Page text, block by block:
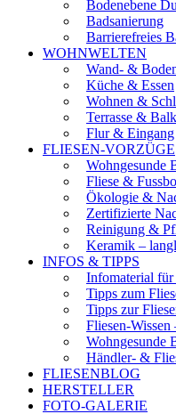
Bodenebene
Badsanierung
Barrierefreies
WOHNWELTEN
Wand- &
Küche & Essen
Wohnen &
Terrasse &
Flur & Eingang
FLIESEN-VORZÜGE
Wohngesunde
Fliese &
Ökologie &
Zertifizierte
Reinigung &
Keramik –
INFOS & TIPPS
Infomaterial
Tipps zum
Tipps zur
Fliesen-Wissen
Wohngesunde
Händler- &
FLIESENBLOG
HERSTELLER
FOTO-GALERIE